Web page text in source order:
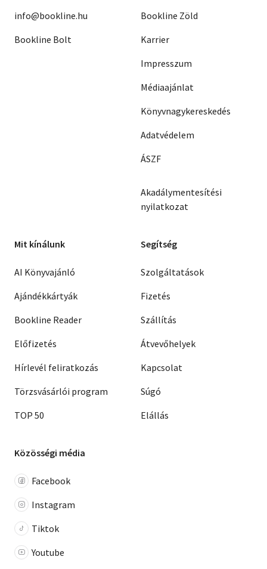
info@bookline.hu
Bookline Bolt
Bookline Zöld
Karrier
Impresszum
Médiaajánlat
Könyvnagykereskedés
Adatvédelem
ÁSZF
Akadálymentesítési
nyilatkozat
Mit kínálunk
AI Könyvajánló
Ajándékkártyák
Bookline Reader
Előfizetés
Hírlevél feliratkozás
Törzsvásárlói program
TOP 50
Segítség
Szolgáltatások
Fizetés
Szállítás
Átvevőhelyek
Kapcsolat
Súgó
Elállás
Közösségi média
Facebook
Instagram
Tiktok
Youtube